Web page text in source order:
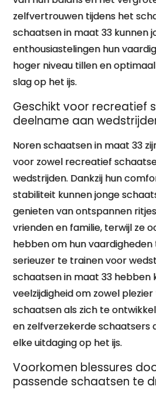
zelfvertrouwen tijdens het
schaatsen in maat 33 kunnen
enthousiastelingen hun
hoger niveau tillen en
slag op het ijs.
Geschikt voor recreatief
deelname aan
Noren schaatsen in maat 33
voor zowel recreatief
wedstrijden. Dankzij hun
stabiliteit kunnen jonge
genieten van ontspannen
vrienden en familie, terwijl ze
hebben om hun
serieuzer te trainen voor
schaatsen in maat 33 hebben
veelzijdigheid om zowel
schaatsen als zich te
en zelfverzekerde schaatsers
elke uitdaging op het ijs.
Voorkomen blessures
passende schaatsen te